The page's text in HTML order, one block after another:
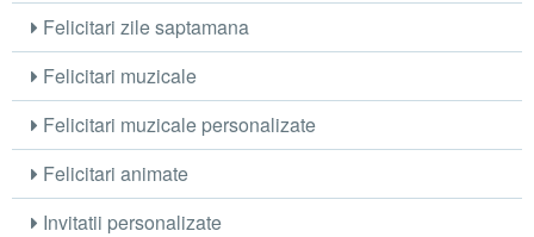
Felicitari zile saptamana
Felicitari muzicale
Felicitari muzicale personalizate
Felicitari animate
Invitatii personalizate